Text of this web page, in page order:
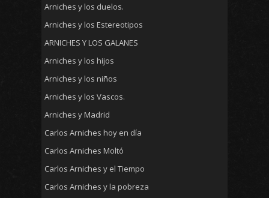
Arniches y los duelos.
Arniches y los Estereotipos
ARNICHES Y LOS GALANES
Arniches y los hijos
Arniches y los niños
Arniches y los Vascos.
Arniches y Madrid
Carlos Arniches hoy en día
Carlos Arniches Moltó
Carlos Arniches y el Tiempo
Carlos Arniches y la pobreza